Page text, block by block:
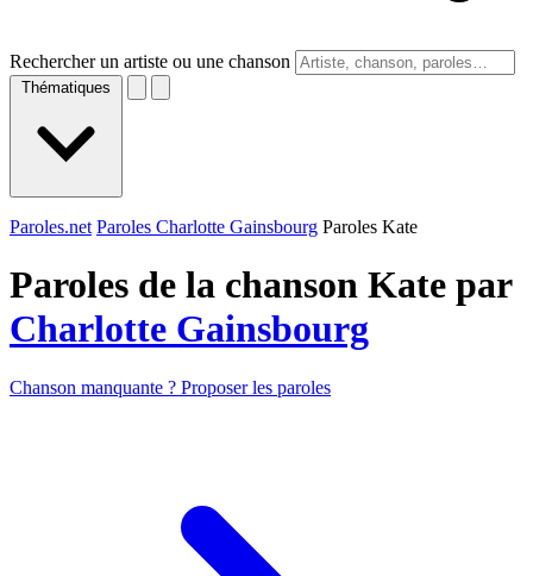
Rechercher un artiste ou une chanson
Thématiques
Paroles.net Paroles Charlotte Gainsbourg Paroles Kate
Paroles de la chanson Kate par
Charlotte Gainsbourg
Chanson manquante ? Proposer les paroles